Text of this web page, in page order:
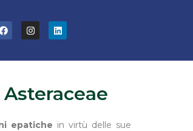
FacebookInstagramLinkedin
Asteraceae
epatiche in virtù delle sue